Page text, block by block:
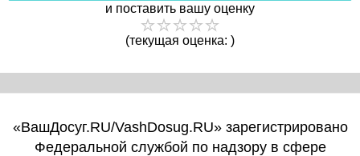
и поставить вашу оценку
(текущая оценка: )
«ВашДосуг.RU/VashDosug.RU» зарегистрировано
Федеральной службой по надзору в сфере